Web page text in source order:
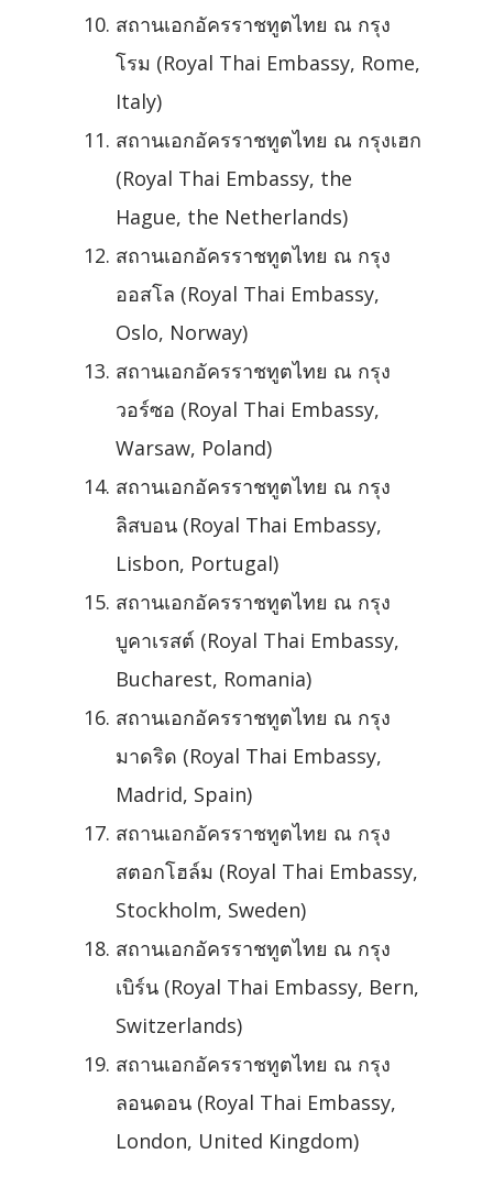
สถานเอกอัครราชทูตไทย ณ กรุง
โรม (Royal Thai Embassy, Rome,
Italy)
สถานเอกอัครราชทูตไทย ณ กรุงเฮก
(Royal Thai Embassy, the
Hague, the Netherlands)
สถานเอกอัครราชทูตไทย ณ กรุง
ออสโล (Royal Thai Embassy,
Oslo, Norway)
สถานเอกอัครราชทูตไทย ณ กรุง
วอร์ซอ (Royal Thai Embassy,
Warsaw, Poland)
สถานเอกอัครราชทูตไทย ณ กรุง
ลิสบอน (Royal Thai Embassy,
Lisbon, Portugal)
สถานเอกอัครราชทูตไทย ณ กรุง
บูคาเรสต์ (Royal Thai Embassy,
Bucharest, Romania)
สถานเอกอัครราชทูตไทย ณ กรุง
มาดริด (Royal Thai Embassy,
Madrid, Spain)
สถานเอกอัครราชทูตไทย ณ กรุง
สตอกโฮล์ม (Royal Thai Embassy,
Stockholm, Sweden)
สถานเอกอัครราชทูตไทย ณ กรุง
เบิร์น (Royal Thai Embassy, Bern,
Switzerlands)
สถานเอกอัครราชทูตไทย ณ กรุง
ลอนดอน (Royal Thai Embassy,
London, United Kingdom)